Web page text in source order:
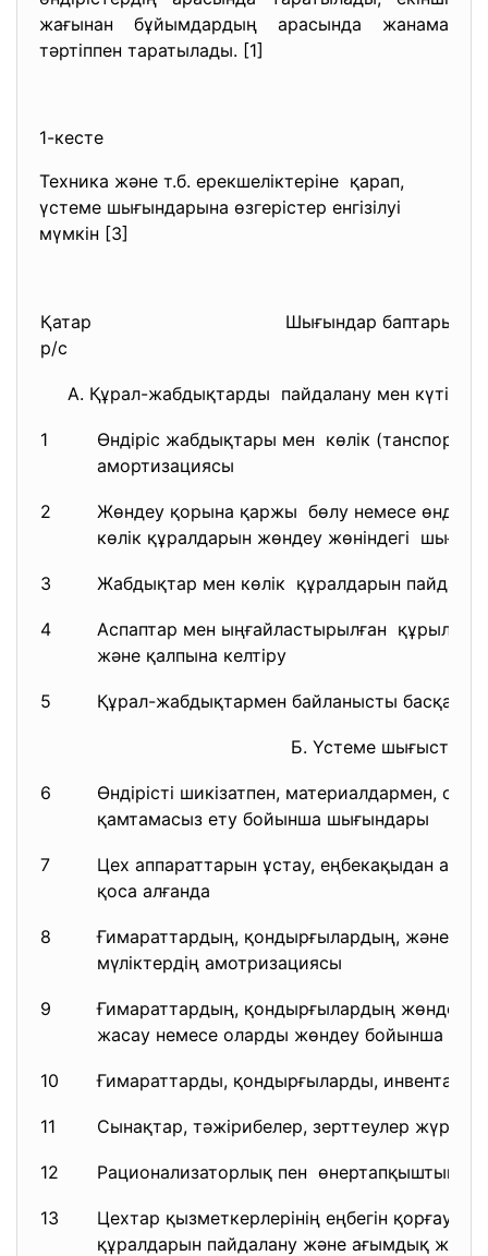
жағынан бұйымдардың арасында жанама
тәртіппен таратылады. [1]
1-кесте
Техника және т.б. ерекшеліктеріне қарап,
үстеме шығындарына өзгерістер енгізілуі
мүмкін [3]
Қатар
р/с
Шығындар
А. Құрал-жабдықтарды пайдалану мен күтіп-
1
Өндіріс жабдықтары мен көлік (танспорт)
амортизациясы
2
Жөндеу қорына қаржы бөлу немесе
көлік құралдарын жөндеу жөніндегі
3 Жабдықтар мен көлік құралдарын
4
Аспаптар мен ыңғайластырылған
және қалпына келтіру
5 Құрал-жабдықтармен байланысты басқа да
Б. Үстеме шығыстары
6
Өндірісті шикізатпен, материалдармен,
қамтамасыз ету бойынша шығындары
7
Цех аппараттарын ұстау, еңбекақыдан
қоса алғанда
8
Ғимараттардың, қондырғылардың, және
мүліктердің амотризациясы
9
Ғимараттардың, қондырғылардың жөндеу
жасау немесе оларды жөндеу бойынша
10 Ғимараттарды, қондырғыларды,
11 Сынақтар, тәжірибелер, зерттеулер
12 Рационализаторлық пен өнертапқыштық
13
Цехтар қызметкерлерінің еңбегін қорғау:
құралдарын пайдалану және ағымдық